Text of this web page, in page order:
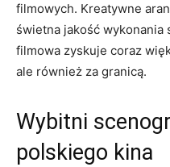
filmowych. Kreatywne
świetna ⁤jakość wykonania
filmowa zyskuje coraz
ale ⁢również za⁤ granicą.
Wybitni
polskiego kina